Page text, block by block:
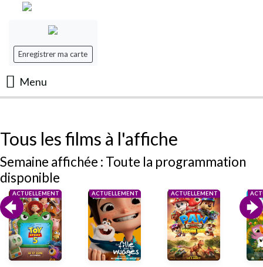
Enregistrer ma carte
Menu
Les Films
Les séances
Evenement
Mon panier
Tous les films à l'affiche
Semaine affichée : Toute la programmation
disponible
ACTUELLEMENT ACTUELLEMENT ACTUELLEMENT